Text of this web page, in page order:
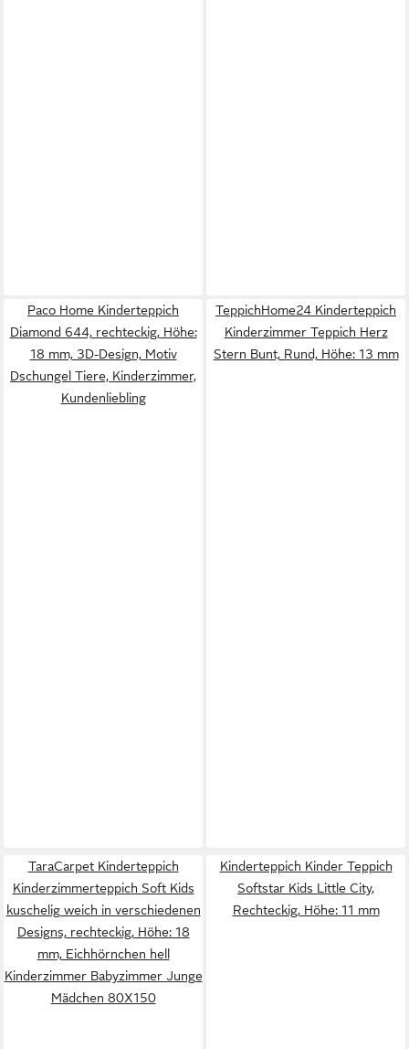
Paco Home Kinderteppich
Diamond 644, rechteckig, Höhe:
18 mm, 3D-Design, Motiv
Dschungel Tiere, Kinderzimmer,
Kundenliebling
TeppichHome24 Kinderteppich
Kinderzimmer Teppich Herz
Stern Bunt, Rund, Höhe: 13 mm
TaraCarpet Kinderteppich
Kinderzimmerteppich Soft Kids
kuschelig weich in verschiedenen
Designs, rechteckig, Höhe: 18
mm, Eichhörnchen hell
Kinderzimmer Babyzimmer Junge
Mädchen 80X150
Kinderteppich Kinder Teppich
Softstar Kids Little City,
Rechteckig, Höhe: 11 mm